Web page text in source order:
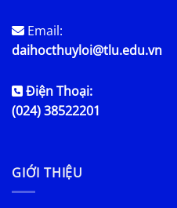
Email:
daihocthuyloi@tlu.edu.vn
Điện Thoại:
(024) 38522201
GIỚI THIỆU